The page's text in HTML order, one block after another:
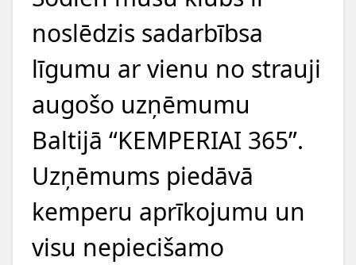
noslēdzis sadarbībsa
līgumu ar vienu no strauji
augošo uzņēmumu
Baltijā “KEMPERIAI 365”.
Uzņēmums piedāvā
kemperu aprīkojumu un
visu nepiecišamo